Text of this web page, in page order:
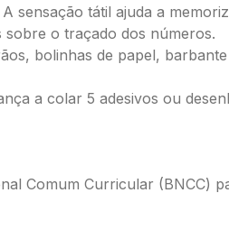
sensação tátil ajuda a
o traçado dos números.
bolinhas de papel,
a colar 5 adesivos ou
Comum Curricular (BNCC)